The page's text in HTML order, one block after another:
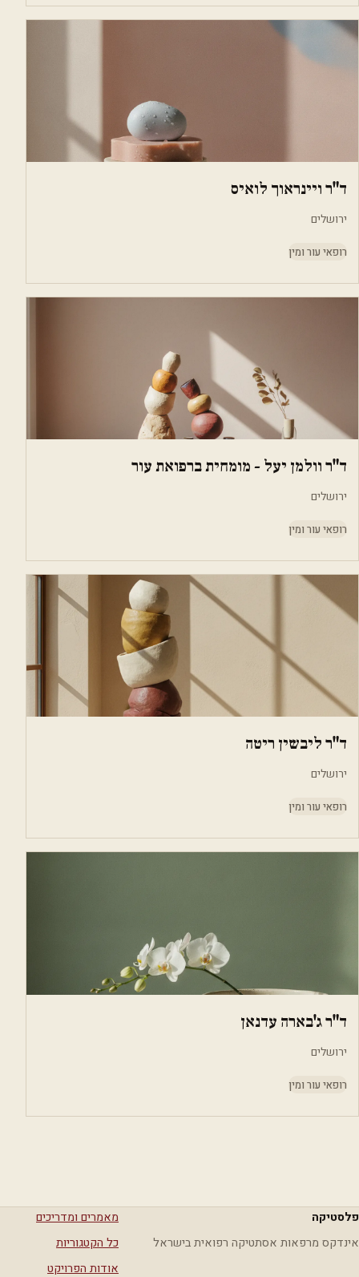
ד"ר ויינראוך לואיס
ירושלים
רופאי עור ומין
ד"ר וולמן יעל - מומחית ברפואת עור
ירושלים
רופאי עור ומין
ד"ר ליבשין ריטה
ירושלים
רופאי עור ומין
ד"ר ג'בארה עדנאן
ירושלים
רופאי עור ומין
פלסטיקה
אינדקס מרפאות אסתטיקה רפואית בישראל
מאמרים ומדריכים
כל הקטגוריות
אודות הפרויקט